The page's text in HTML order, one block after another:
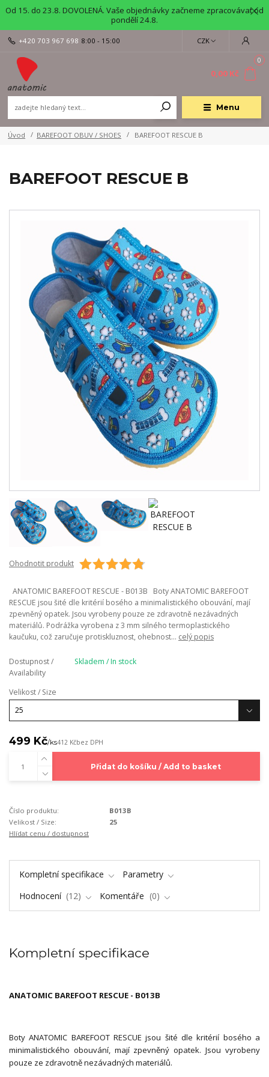
Od 15. do 23.8. DOVOLENÁ. Vaše objednávky začneme zpracovávat od
pondělí 24.8.
Menu
CZK
+420 703 967 698 8:00 - 15:00
0
0,00 Kč
Úvod BAREFOOT OBUV / SHOES BAREFOOT RESCUE B
BAREFOOT RESCUE B
Ohodnotit produkt
ANATOMIC BAREFOOT RESCUE - B013B Boty ANATOMIC BAREFOOT
RESCUE jsou šité dle kritérií bosého a minimalistického obouvání, mají
zpevněný opatek. Jsou vyrobeny pouze ze zdravotně nezávadných
materiálů. Podrážka vyrobena z 3 mm silného termoplastického
kaučuku, což zaručuje protiskluznost, ohebnost... celý popis
Dostupnost /
Availability
Skladem / In stock
Velikost / Size
499 Kč/ks412 Kčbez DPH
Přidat do košíku / Add to basket
Číslo produktu:
B013B
Velikost / Size:
25
Hlídat cenu / dostupnost
Kompletní specifikace
Parametry
Hodnocení
12 Komentáře 0
Kompletní specifikace
ANATOMIC BAREFOOT RESCUE - B013B
Boty ANATOMIC BAREFOOT RESCUE jsou šité dle kritérií bosého a
minimalistického obouvání, mají zpevněný opatek. Jsou vyrobeny
pouze ze zdravotně nezávadných materiálů.